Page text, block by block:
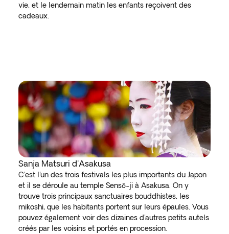
vie, et le lendemain matin les enfants reçoivent des
cadeaux.
Sanja Matsuri d'Asakusa
C'est l'un des trois festivals les plus importants du Japon
et il se déroule au temple Sensō-ji à Asakusa. On y
trouve trois principaux sanctuaires bouddhistes, les
mikoshi, que les habitants portent sur leurs épaules. Vous
pouvez également voir des dizaines d'autres petits autels
créés par les voisins et portés en procession.